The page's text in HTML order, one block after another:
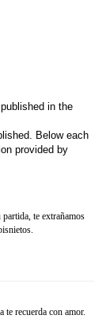
in the
Below each
provided by
te extrañamos
recuerda con amor.